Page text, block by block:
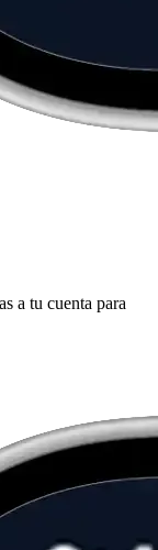
a tu cuenta para